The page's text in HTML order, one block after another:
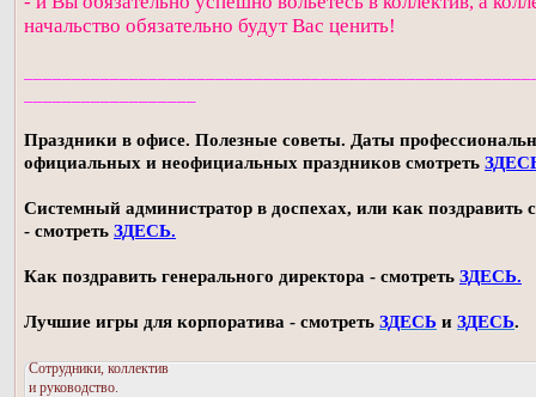
начальство обязательно будут Вас ценить!
Праздники в офисе. Полезные советы. Даты
официальных и неофициальных праздников смотреть
Системный администратор в доспехах, или как поздравить
- смотреть ЗДЕСЬ.
Как поздравить генерального директора - смотреть ЗДЕСЬ.
Лучшие игры для корпоратива - смотреть ЗДЕСЬ и ЗДЕСЬ.
Сотрудники, коллектив
и руководство.